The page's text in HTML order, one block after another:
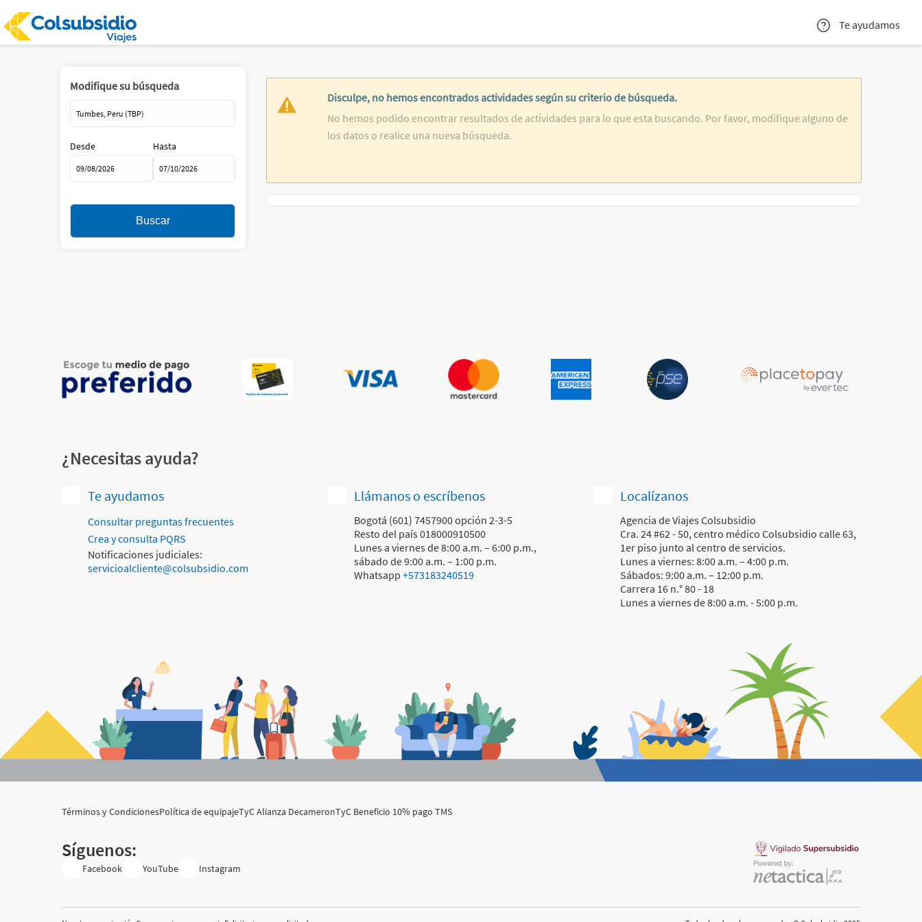
Te ayudamos
Modifique su búsqueda
Desde Hasta
Disculpe, no hemos encontrados actividades según su criterio de búsqueda.
No hemos podido encontrar resultados de actividades para lo que esta buscando. Por favor, modifique alguno de
los datos o realice una nueva búsqueda.
¿Necesitas ayuda?
Te ayudamos
Consultar preguntas frecuentes
Crea y consulta PQRS
Notificaciones judiciales:
servicioalcliente@colsubsidio.com
Llámanos o escríbenos
Bogotá (601) 7457900 opción 2-3-5
Resto del país 018000910500
Lunes a viernes de 8:00 a.m. – 6:00 p.m.,
sábado de 9:00 a.m. – 1:00 p.m.
Whatsapp +573183240519
Localízanos
Agencia de Viajes Colsubsidio
Cra. 24 #62 - 50, centro médico Colsubsidio calle 63,
1er piso junto al centro de servicios.
Lunes a viernes: 8:00 a.m. – 4:00 p.m.
Sábados: 9:00 a.m. – 12:00 p.m.
Carrera 16 n.° 80 - 18
Lunes a viernes de 8:00 a.m. - 5:00 p.m.
Términos y CondicionesPolítica de equipajeTyC Alianza DecameronTyC Beneficio 10% pago TMS
Síguenos:
Facebook YouTube Instagram